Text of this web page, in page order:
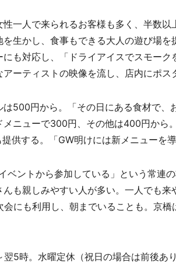
一人で来られるお客様も多く、半数以
生かし、食事もできる大人の遊び場
にも対応し、「ドライアイスでスモー
ーティストの映像を流し、店内にポス
500円から。「その日にある食材で、
メニューで300円、その他は400円から
供する。「GW明けには新メニューを導
ベントから参加している」という常連
も親しみやすい人が多い。一人でも
会にも利用し、朝までいることも。京橋
5時。水曜定休（祝日の場合は前後あり